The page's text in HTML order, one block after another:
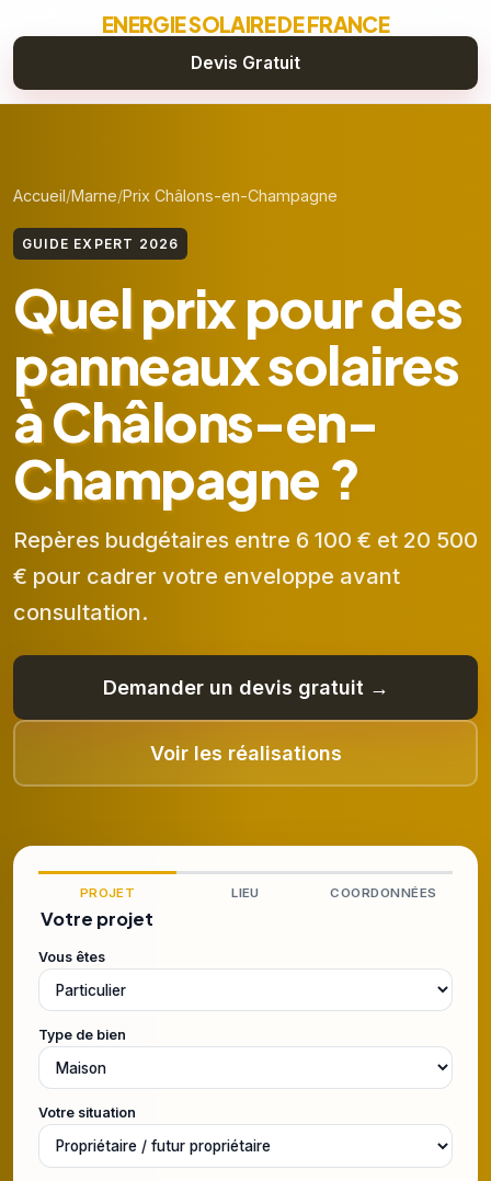
ENERGIE SOLAIRE DE FRANCE
Devis Gratuit
Accueil Marne Prix Châlons-en-Champagne
GUIDE EXPERT 2026
Quel prix pour des
panneaux solaires
à Châlons-en-
Champagne ?
Repères budgétaires entre 6 100 € et 20 500
€ pour cadrer votre enveloppe avant
consultation.
Demander un devis gratuit →
Voir les réalisations
PROJET LIEU COORDONNÉES
Votre projet
Vous êtes
Type de bien
Votre situation